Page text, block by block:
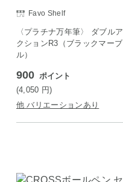
Favo Shelf
〈プラチナ万年筆〉 ダブルア
クションR3（ブラックマーブ
ル）
900 ポイント
(4,050 円)
他 バリエーションあり